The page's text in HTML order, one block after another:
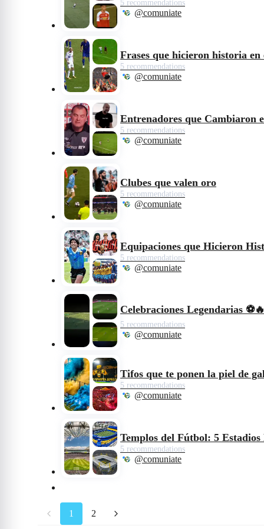
5 recommendations
@comuniate
Frases que hicieron historia
5 recommendations
@comuniate
Entrenadores que Cambiaron
5 recommendations
@comuniate
Clubes que valen oro
5 recommendations
@comuniate
Equipaciones que Hicieron
5 recommendations
@comuniate
Celebraciones Legendarias ⚽🔥
5 recommendations
@comuniate
Tifos que te ponen la piel de
5 recommendations
@comuniate
Templos del Fútbol: 5 Estadios
5 recommendations
@comuniate
1 2